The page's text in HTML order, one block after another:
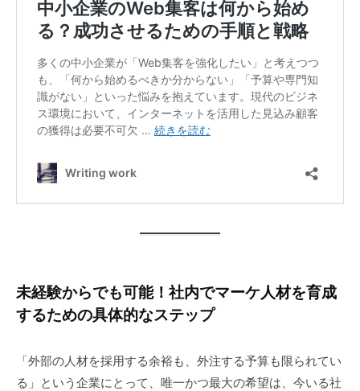
未経験からでも可能！社内でマーケ人材を育成
するための具体的なステップ
「外部の人材を採用する余裕も、外注する予算も限られてい
る」という企業にとって、唯一かつ最大の希望は、今いる社